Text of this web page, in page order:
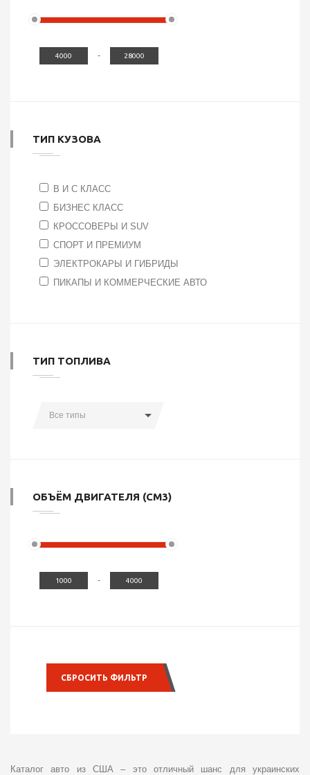
-
ТИП КУЗОВА
B И C КЛАСС
БИЗНЕС КЛАСС
КРОССОВЕРЫ И SUV
СПОРТ И ПРЕМИУМ
ЭЛЕКТРОКАРЫ И ГИБРИДЫ
ПИКАПЫ И КОММЕРЧЕСКИЕ АВТО
ТИП ТОПЛИВА
Все типы
ОБЪЁМ ДВИГАТЕЛЯ (СМ3)
-
СБРОСИТЬ ФИЛЬТР
Каталог авто из США – это отличный шанс для украинских